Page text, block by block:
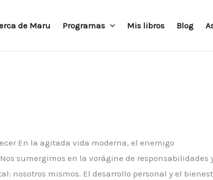
de Maru Programas Mis libros Blog
En la agitada vida moderna, el enemigo
sumergimos en la vorágine de responsabilidades
nosotros mismos. El desarrollo personal y el